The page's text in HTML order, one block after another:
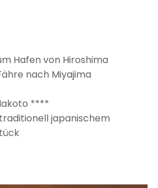
Hafen von Hiroshima
nach Miyajima
****
japanischem